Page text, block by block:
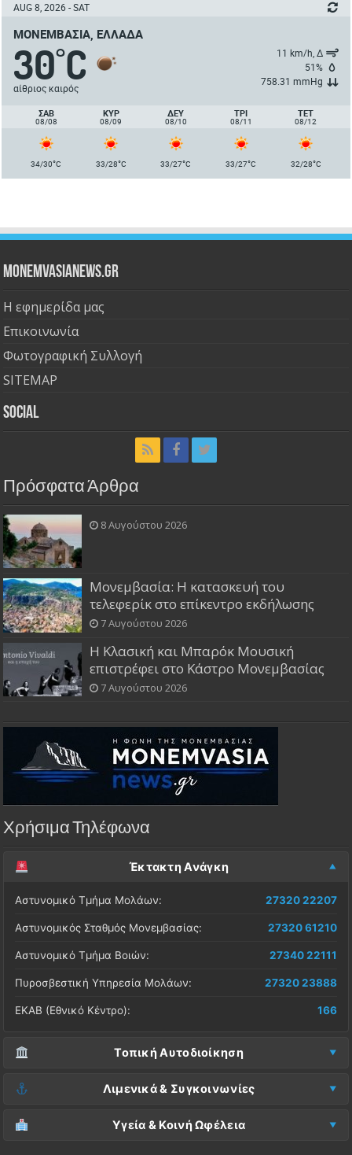
AUG 8, 2026 - SAT
ΜΟΝΕΜΒΑΣΙΆ, ΕΛΛΆΔΑ
30°C
αίθριος καιρός
11 km/h, Δ
51%
758.31 mmHg
ΣΑΒ
08/08
ΚΥΡ
08/09
ΔΕΥ
08/10
ΤΡΙ
08/11
ΤΕΤ
08/12
34/30°C 33/28°C 33/27°C 33/27°C 32/28°C
Monemvasianews.gr
Η εφημερίδα μας
Επικοινωνία
Φωτογραφική Συλλογή
SITEMAP
Social
Πρόσφατα Άρθρα
8 Αυγούστου 2026
Μονεμβασία: Η κατασκευή του
τελεφερίκ στο επίκεντρο εκδήλωσης
7 Αυγούστου 2026
Η Κλασική και Μπαρόκ Μουσική
επιστρέφει στο Κάστρο Μονεμβασίας
7 Αυγούστου 2026
Χρήσιμα Τηλέφωνα
Έκτακτη Ανάγκη
Αστυνομικό Τμήμα Μολάων: 27320 22207
Αστυνομικός Σταθμός Μονεμβασίας: 27320 61210
Αστυνομικό Τμήμα Βοιών: 27340 22111
Πυροσβεστική Υπηρεσία Μολάων: 27320 23888
ΕΚΑΒ (Εθνικό Κέντρο): 166
Τοπική Αυτοδιοίκηση
Δήμος Μονεμβασίας (Έδρα):
Λιμενικά & Συγκοινωνίες
Λιμεναρχείο Μονεμβασίας:
Υγεία & Κοινή Ωφέλεια